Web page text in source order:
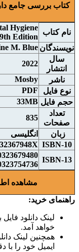
کتاب بررسی جامع
نام کتاب
Hygiene
9th Edition
نويسندگان M. Blue
سال
انتشار
2022
ناشر
Mosby
نوع فايل
PDF
حجم فايل 33MB
تعداد
صفحات
835
زبان
انگلیسی
ISBN-10
ISBN-13
مشاهده
راهنمای خرید:
لینک دانلود
خواهد آمد.
همچنین لینک
ایمیل خود را با